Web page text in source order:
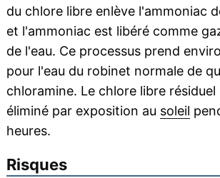
du chlore libre enlève l'ammoniac
et l'ammoniac est libéré comme
de l'eau. Ce processus prend
pour l'eau du robinet normale de
chloramine. Le chlore libre
éliminé par exposition au soleil
heures.
Risques